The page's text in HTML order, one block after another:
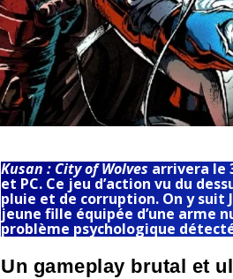
Kusan : City of Wolvesarrivera le
et PC. Ce jeu d’action vu du
pluie et de corruption. On y suit
jeune fille équipée d’une arme
problème psychologique
Un gameplay brutal et